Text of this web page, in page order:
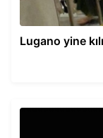
Lugano yine